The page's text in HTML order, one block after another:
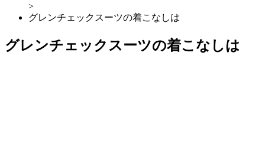
>
グレンチェックスーツの着こなしは
グレンチェックスーツの着こなしは